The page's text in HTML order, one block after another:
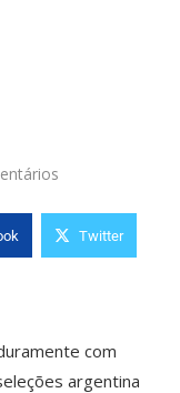
Twitter
com
argentina